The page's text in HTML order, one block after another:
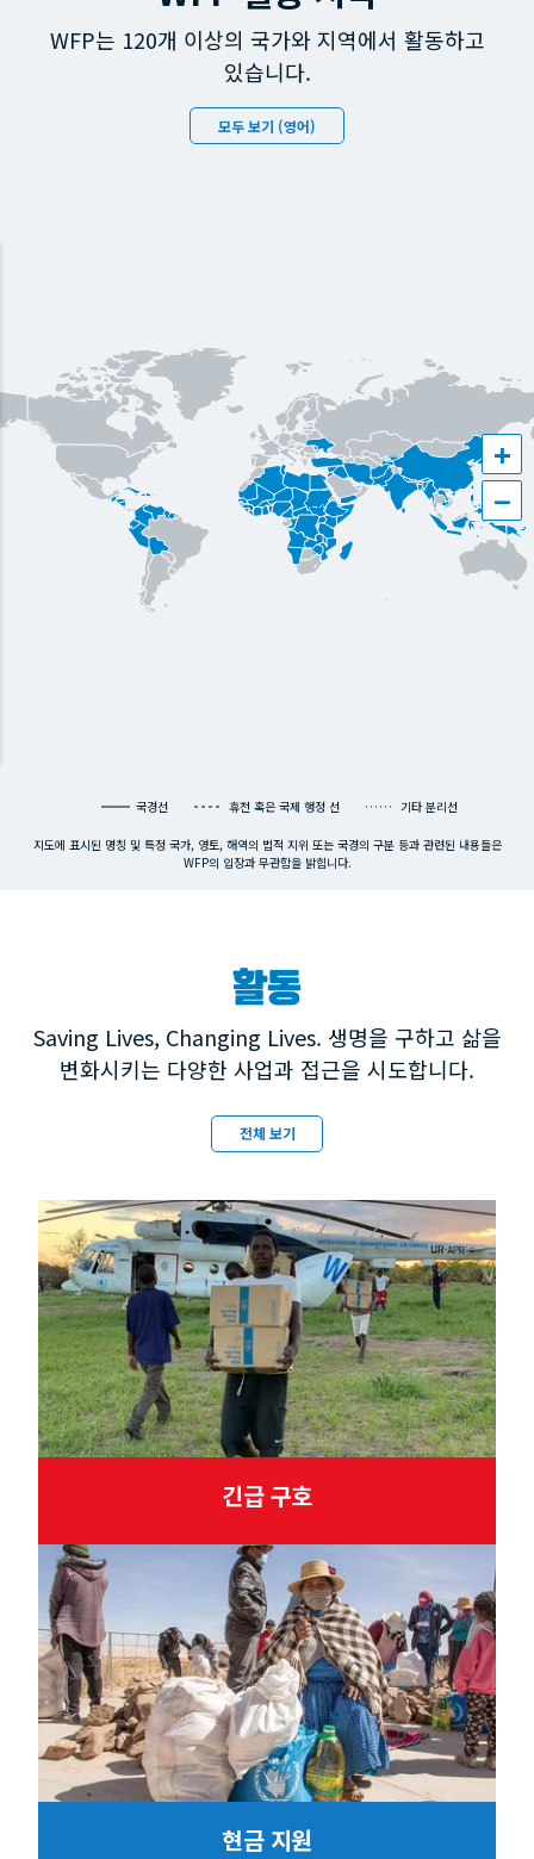
WFP는 120개 이상의 국가와 지역에서 활동하고
있습니다.
모두 보기 (영어)
+
−
국경선 휴전 혹은 국제 행정 선 기타 분리선
지도에 표시된 명칭 및 특정 국가, 영토, 해역의 법적 지위 또는 국경의 구분 등과 관련된 내용들은
WFP의 입장과 무관함을 밝힙니다.
활동
Saving Lives, Changing Lives. 생명을 구하고 삶을
변화시키는 다양한 사업과 접근을 시도합니다.
전체 보기
긴급 구호
현금 지원